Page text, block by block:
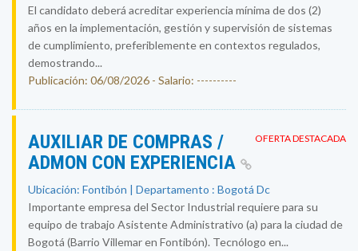
El candidato deberá acreditar experiencia mínima de dos (2)
años en la implementación, gestión y supervisión de sistemas
de cumplimiento, preferiblemente en contextos regulados,
demostrando...
Publicación: 06/08/2026 - Salario: ----------
OFERTA DESTACADA
AUXILIAR DE COMPRAS /
ADMON CON EXPERIENCIA
Ubicación: Fontibón | Departamento : Bogotá Dc
Importante empresa del Sector Industrial requiere para su
equipo de trabajo Asistente Administrativo (a) para la ciudad de
Bogotá (Barrio Villemar en Fontibón). Tecnólogo en...